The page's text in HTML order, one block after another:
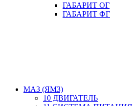
ГАБАРИТ ОГ
ГАБАРИТ ФГ
МАЗ (ЯМЗ)
10 ДВИГАТЕЛЬ